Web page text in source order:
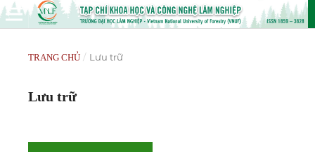
TRANG CHỦ / Lưu trữ
Lưu trữ